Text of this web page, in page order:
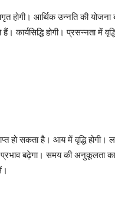
होगी। आर्थिक उन्नति की योजना
होगी। प्रसन्नता में
सकता है। आय में वृद्धि होगी।
प्रभाव बढ़ेगा। समय की अनुकूलता